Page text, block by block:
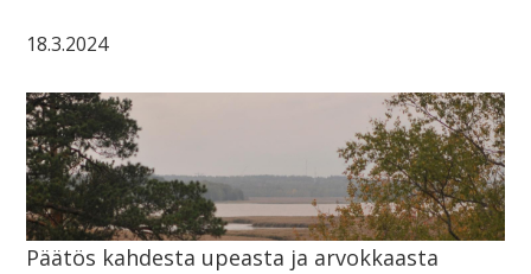
18.3.2024
Päätös kahdesta upeasta ja arvokkaasta